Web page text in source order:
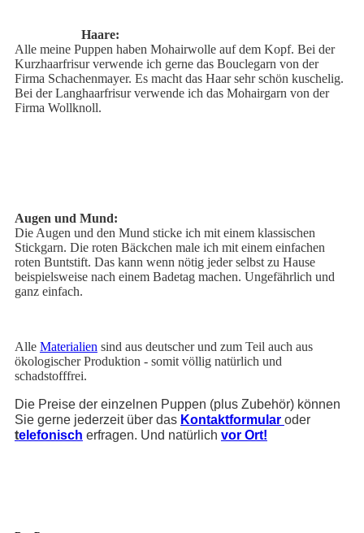
Haare:
Alle meine Puppen haben Mohairwolle auf dem Kopf. Bei der
Kurzhaarfrisur verwende ich gerne das Bouclegarn von der
Firma Schachenmayer. Es macht das Haar sehr schön kuschelig.
Bei der Langhaarfrisur verwende ich das Mohairgarn von der
Firma Wollknoll.
Augen und Mund:
Die Augen und den Mund sticke ich mit einem klassischen
Stickgarn. Die roten Bäckchen male ich mit einem einfachen
roten Buntstift. Das kann wenn nötig jeder selbst zu Hause
beispielsweise nach einem Badetag machen. Ungefährlich und
ganz einfach.
Alle Materialien sind aus deutscher und zum Teil auch aus
ökologischer Produktion - somit völlig natürlich und
schadstofffrei.
Die Preise der einzelnen Puppen (plus Zubehör) können
Sie gerne jederzeit über das Kontaktformular oder
telefonisch erfragen. Und natürlich vor Ort!